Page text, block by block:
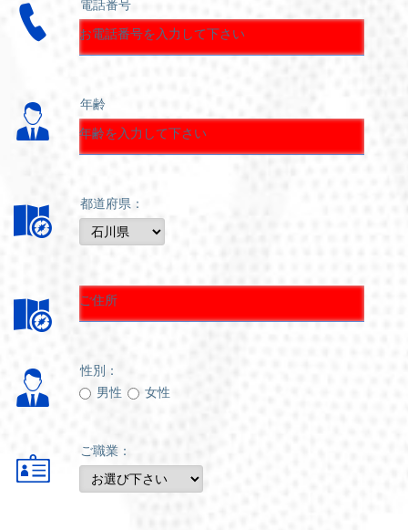
電話番号
年齢
都道府県：
性別：
男性
女性
ご職業：